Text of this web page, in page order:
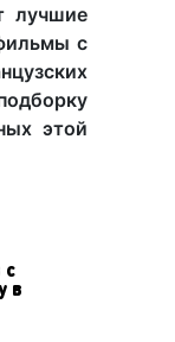
лучшие
с
этой
с
в